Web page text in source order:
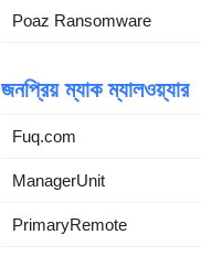
Poaz Ransomware
জনপ্রিয় ম্যাক ম্যালওয়্যার
Fuq.com
ManagerUnit
PrimaryRemote